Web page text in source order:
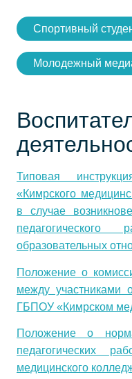
Спортивный
Молодежный
Типовая
«Кимрского
в случае
педагогического
образовательных
Положение о
между участниками
ГБПОУ «Кимрском
Положение о
педагогических
медицинского